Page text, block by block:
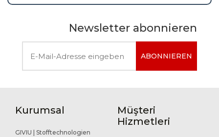
Newsletter abonnieren
ABONNIEREN
Kurumsal
GIVIU | Stofftechnologien
Müşteri
Hizmetleri